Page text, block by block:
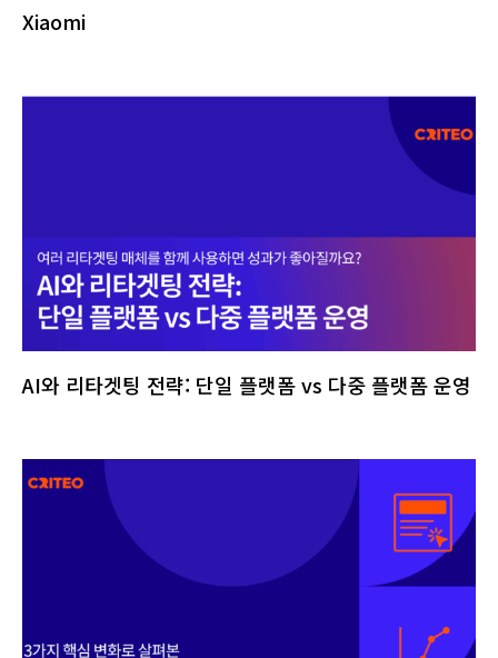
Xiaomi
AI와 리타겟팅 전략: 단일 플랫폼 vs 다중 플랫폼 운영